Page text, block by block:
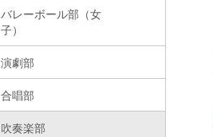
バレーボール部（女
子）
演劇部
合唱部
吹奏楽部